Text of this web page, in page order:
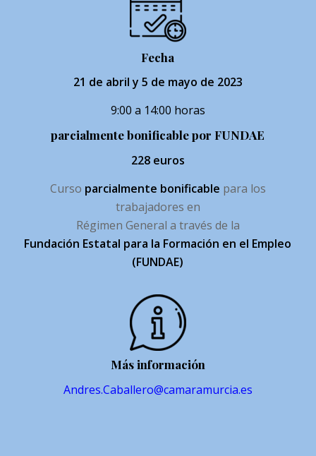
Fecha
21 de abril y 5 de mayo de 2023
9:00 a 14:00 horas
parcialmente bonificable por FUNDAE
228 euros
Curso parcialmente bonificable para los
trabajadores en
Régimen General a través de la
Fundación Estatal para la Formación en el Empleo
(FUNDAE)
Más información
Andres.Caballero@camaramurcia.es